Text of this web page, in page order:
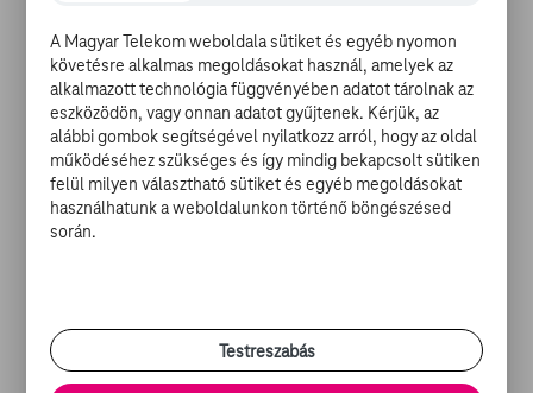
létre nélküle. Isten hozott itthon!”
Anderson és Hasselhoff a történetben betöltött szerepe
egyelőre nem ismert. A sztori szerint Johnson és
életmentő csapata azért küzd majd, hogy egy nagy
alkotók nem erősítették meg, hogy ő is feltűnik majd a
2017-ben debütáló filmben.
A Magyar Telekom weboldala sütiket és egyéb nyomon
követésre alkalmas megoldásokat használ, amelyek az
alkalmazott technológia függvényében adatot tárolnak az
eszközödön, vagy onnan adatot gyűjtenek. Kérjük, az
alábbi gombok segítségével nyilatkozz arról, hogy az oldal
működéséhez szükséges és így mindig bekapcsolt sütiken
felül milyen választható sütiket és egyéb megoldásokat
használhatunk a weboldalunkon történő böngészésed
során.
Testreszabás